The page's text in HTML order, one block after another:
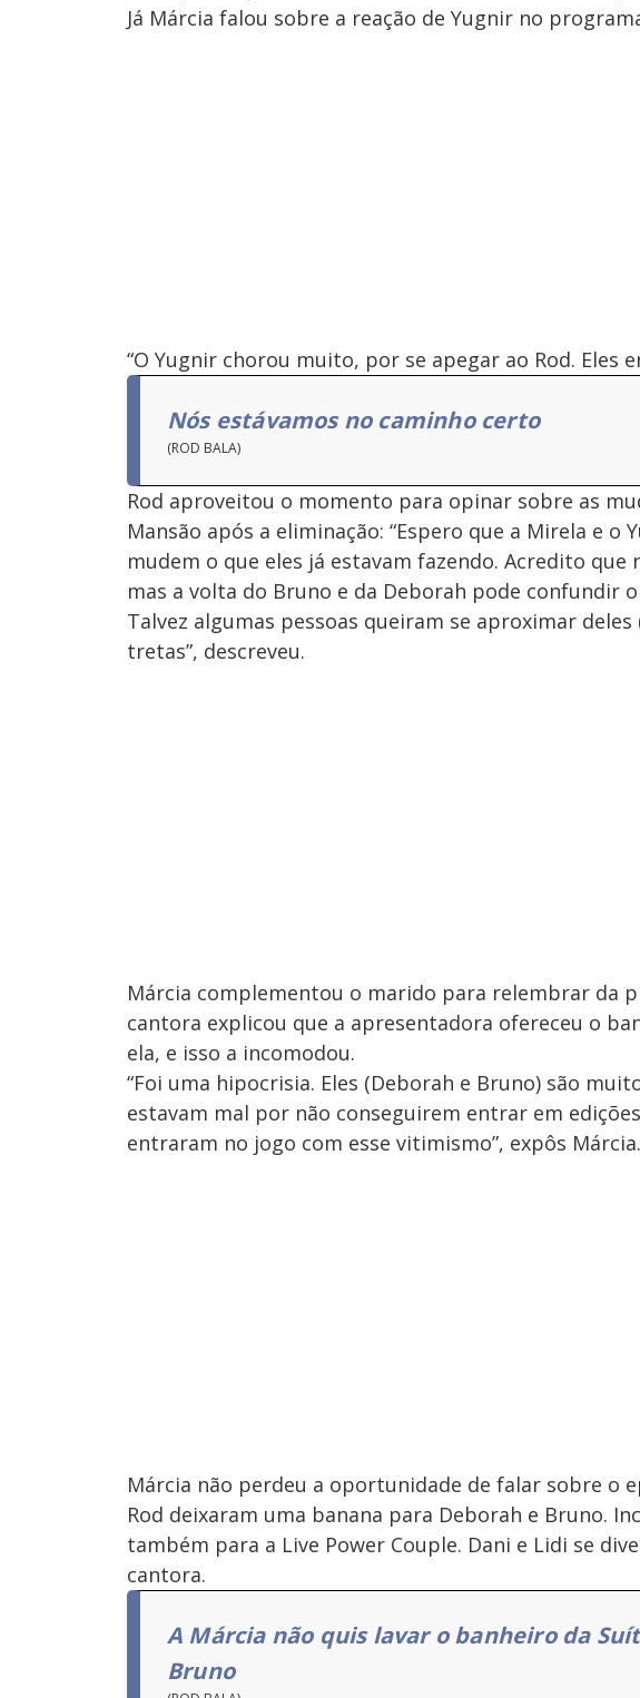
Já Márcia falou sobre a reação de Yugnir no
“O Yugnir chorou muito, por se apegar ao Rod. Eles
Nós estávamos no caminho certo
(ROD BALA)
Rod aproveitou o momento para opinar sobre as
Mansão após a eliminação: “Espero que a Mirela e o
mudem o que eles já estavam fazendo. Acredito
mas a volta do Bruno e da Deborah pode confundir
Talvez algumas pessoas queiram se aproximar
tretas”, descreveu.
Márcia complementou o marido para relembrar da
cantora explicou que a apresentadora ofereceu o
ela, e isso a incomodou.
“Foi uma hipocrisia. Eles (Deborah e Bruno) são
estavam mal por não conseguirem entrar em
entraram no jogo com esse vitimismo”, expôs Márcia.
Márcia não perdeu a oportunidade de falar sobre o
Rod deixaram uma banana para Deborah e Bruno.
também para a Live Power Couple. Dani e Lidi se
cantora.
A Márcia não quis lavar o banheiro da
Bruno